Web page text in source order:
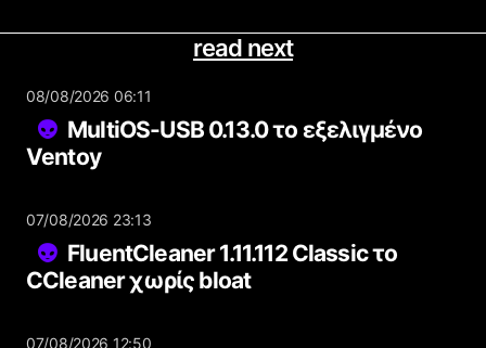
read next
08/08/2026 06:11
MultiOS-USB 0.13.0 το εξελιγμένο
Ventoy
07/08/2026 23:13
FluentCleaner 1.11.112 Classic το
CCleaner χωρίς bloat
07/08/2026 12:50